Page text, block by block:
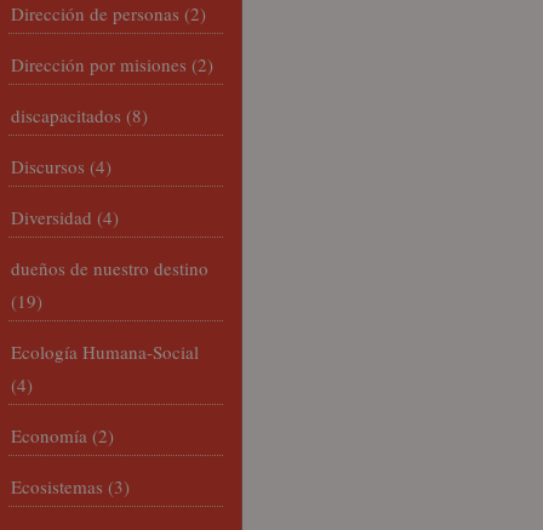
Dirección de personas (2)
Dirección por misiones (2)
discapacitados (8)
Discursos (4)
Diversidad (4)
dueños de nuestro destino
(19)
Ecología Humana-Social
(4)
Economía (2)
Ecosistemas (3)